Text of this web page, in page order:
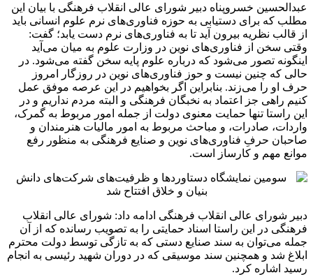
عبدالحسین خسروپناه دبیر شورای عالی انقلاب فرهنگی با بیان این
مطلب که برای دستیابی به حوزه فناوری‌های نرم علوم انسانی باید
از قالب نظریه‌ بیرون آید تا به فناوری‌های نرم دست یابد؛ گفت:
وقتی سخن از فناوری‌های نوین در وزارت علوم به میان می‌آید
اینگونه تصور می‌شود که درباره علوم پایه سخن گفته می‌شود. در
حالی که چنین نیست و حوز فناوری‌های نوین در روزگار امروز
حرف او را می‌زند. بنابراین اگر بخواهیم در این عرصه موفق عمل
کنیم راهی جز اعتماد به نخبگان فرهنگی و البته مردم نداریم و در
این راستا تنها حمایت معنوی دولت از جمله امور مربوط به گمرک،
واردات، صادرات، و مباحث مربوط به امور مالیات هنرمندان و
صاحبان حرفِ فناوری‌های نوین و صنایع فرهنگی به منظور رفع
موانع مهم و کارساز است.
دبیر شورای عالی انقلاب فرهنگی ادامه داد: شورای عالی انقلاب
فرهنگی در این راستا اسناد حمایتی را به تصویب رسانده که از آن
جمله می‌توان به سند صنایع دستی که به تازگی توسط دولت محترم
ابلاغ شد و همچنین سند موسیقی که در دوران شهید رئیسی به انجام
رسید اشاره کرد.